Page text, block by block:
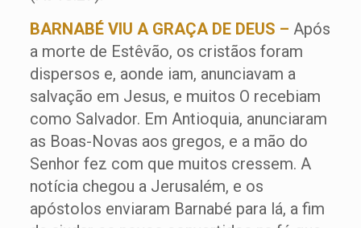
BARNABÉ VIU A GRAÇA DE DEUS – Após
a morte de Estêvão, os cristãos foram
dispersos e, aonde iam, anunciavam a
salvação em Jesus, e muitos O recebiam
como Salvador. Em Antioquia, anunciaram
as Boas-Novas aos gregos, e a mão do
Senhor fez com que muitos cressem. A
notícia chegou a Jerusalém, e os
apóstolos enviaram Barnabé para lá, a fim